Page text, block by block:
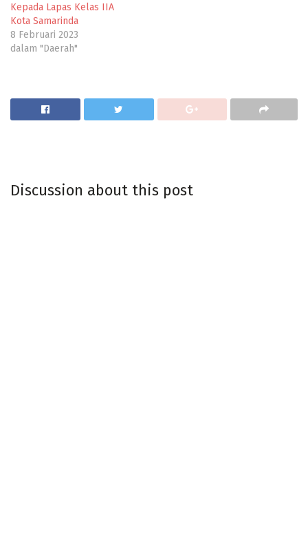
Kepada Lapas Kelas IIA
Kota Samarinda
8 Februari 2023
dalam "Daerah"
Discussion about this post